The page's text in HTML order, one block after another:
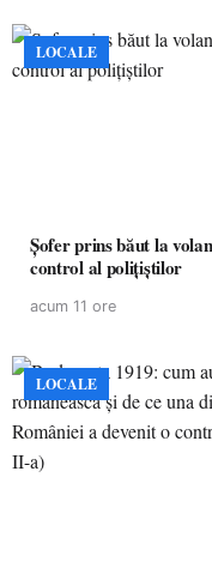
LOCALE
Șofer prins băut la
control al polițiștilor
acum 11 ore
LOCALE